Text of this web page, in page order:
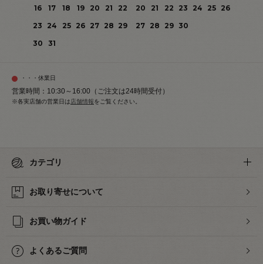
16
17 18 19 20 21
22
23
24 25 26 27 28 29
30
31
20
21 22 23 24 25
26
27 28 29 30
・・・休業日
営業時間：10:30～16:00（ご注文は24時間受付）
※各実店舗の営業日は 店舗情報をご覧ください。
カテゴリ
お取り寄せについて
お買い物ガイド
よくあるご質問